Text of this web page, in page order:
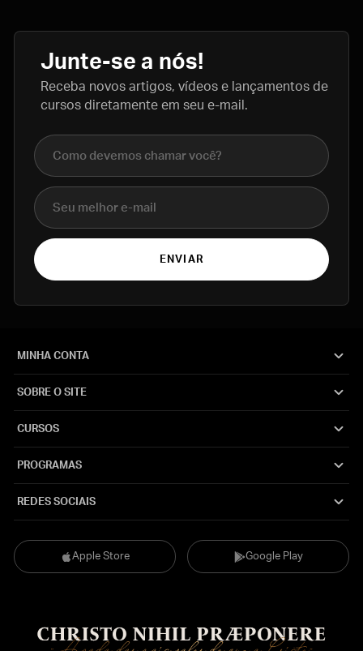
Junte-se a nós!
Receba novos artigos, vídeos e lançamentos de
cursos diretamente em seu e-mail.
Nome completo
E-mail
ENVIAR
Apple Store Google Play
MINHA CONTA
SOBRE O SITE
CURSOS
PROGRAMAS
REDES SOCIAIS